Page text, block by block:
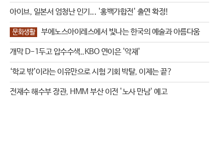
아이브, 일본서 엄청난 인기... '홍백가합전' 출연 확정!
문화생활 부에노스아이레스에서 빛나는 한국의 예술과 아름다움
개막 D-1두고 압수수색..KBO 연이은 '악재'
‘학교 밖’이라는 이유만으로 시험 기회 박탈, 이제는 끝?
전재수 해수부 장관, HMM 부산 이전 '노사 만남' 예고